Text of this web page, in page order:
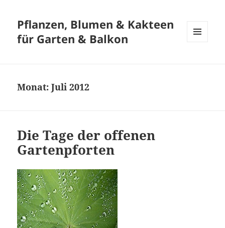
Pflanzen, Blumen & Kakteen
für Garten & Balkon
Monat:Juli 2012
Die Tage der offenen
Gartenpforten